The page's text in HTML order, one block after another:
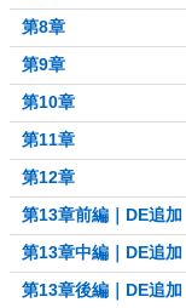
第8章
第9章
第10章
第11章
第12章
第13章前編｜DE追加
第13章中編｜DE追加
第13章後編｜DE追加